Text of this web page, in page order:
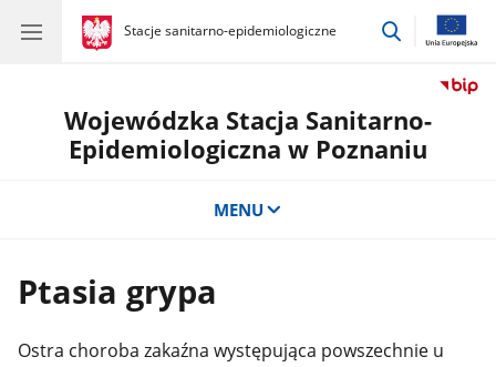
gov.pl
Stacje sanitarno-epidemiologiczne
gov.pl
Stacje
przejdź
Wojewódzka Stacja Sanitarno-
Epidemiologiczna w Poznaniu
MENU
Ptasia grypa
Ostra choroba zakaźna występująca powszechnie u